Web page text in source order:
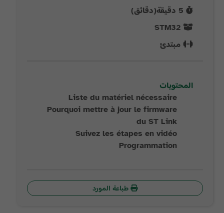
5 دقيقة(دقائق)
STM32
مبتدئ
المحتويات
Liste du matériel nécessaire
Pourquoi mettre à jour le firmware
du ST Link
Suivez les étapes en vidéo
Programmation